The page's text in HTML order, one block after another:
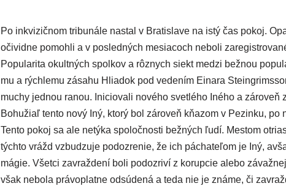
Po inkvi­zič­nom tri­bu­ná­le nastal v Bratislave na istý čas pokoj.
oči­vid­ne pomoh­li a v posled­ných mesia­coch nebo­li
Popularita okult­ných spol­kov a rôz­nych siekt medzi bež­nou
mu a rých­le­mu zása­hu Hliadok pod vede­ním Einara
muchy jed­nou ranou. Iniciovali nové­ho svet­lé­ho Iného a záro­veň
Bohužiaľ ten­to nový Iný, kto­rý bol záro­veň kňa­zom v Pezinku,
Tento pokoj sa ale netý­ka spo­loč­nos­ti bež­ných ľudí. Mestom
tých­to vrážd vzbu­dzu­je podoz­re­nie, že ich pácha­te­ľom je Iný,
mágie. Všetci zavraž­de­ní boli podoz­ri­ví z korup­cie ale­bo
však nebo­la prá­vo­plat­ne odsú­de­ná a teda nie je zná­me, či